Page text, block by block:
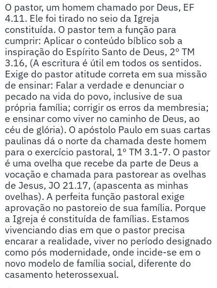
O pastor, um homem chamado por Deus, EF
4.11. Ele foi tirado no seio da Igreja
constituída. O pastor tem a função para
cumprir: Aplicar o conteúdo bíblico sob a
inspiração do Espírito Santo de Deus, 2º TM
3.16, (A escritura é útil em todos os sentidos.
Exige do pastor atitude correta em sua missão
de ensinar: Falar a verdade e denunciar o
pecado na vida do povo, inclusive de sua
própria família; corrigir os erros da membresia;
e ensinar como viver no caminho de Deus, ao
céu de glória). O apóstolo Paulo em suas cartas
paulinas dá o norte da chamada deste homem
para o exercício pastoral, 1º TM 3.1-7. O pastor
é uma ovelha que recebe da parte de Deus a
vocação e chamada para pastorear as ovelhas
de Jesus, JO 21.17, (apascenta as minhas
ovelhas). A perfeita função pastoral exige
aprovação no pastoreio de sua família. Porque
a Igreja é constituída de famílias. Estamos
vivenciando dias em que o pastor precisa
encarar a realidade, viver no período designado
como pós modernidade, onde incide-se em o
novo modelo de família social, diferente do
casamento heterossexual.